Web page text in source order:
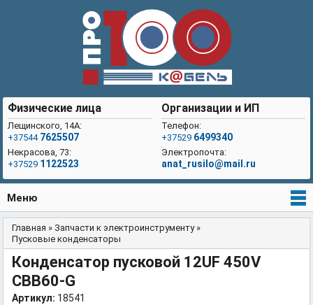
Физические лица
Лещинского, 14А:
+37544 7625507
Некрасова, 73:
+37529 1122523
Организации и ИП
Телефон:
+37529 6499340
Электропочта:
anat_rusilo@mail.ru
Меню
Вы здесь
Главная » Запчасти к электроинструменту »
Пусковые конденсаторы
Конденсатор пусковой 12UF 450V
CBB60-G
Артикул: 18541